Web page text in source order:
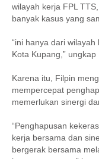
wilayah kerja FPL
banyak kasus yang
“ini hanya dari
Kota Kupang,” ungkap
Karena itu, Filpin
mempercepat
memerlukan sinergi
“Penghapusan
kerja bersama dan
bergerak bersama